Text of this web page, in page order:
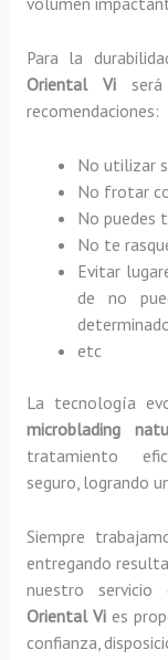
Para la
Oriental Vi
recomendaciones:
No utilizar
No frotar
No puedes
No te
Evitar
de no
etc
La tecnología
microblading
tratamiento
seguro, logrando
Siempre
entregando
nuestro servicio
Oriental Vi es
confianza,